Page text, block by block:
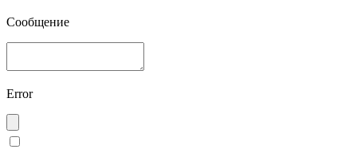
Сообщение
Error